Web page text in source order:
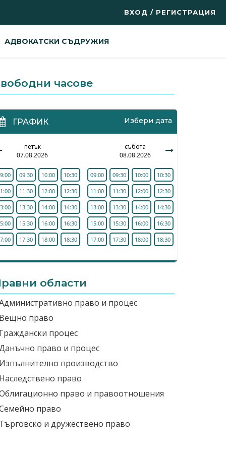
ВХОД / РЕГИСТРАЦИЯ
АДВОКАТСКИ СЪДРУЖИЯ
часове
ГРАФИК Избери дата
петък
07.08.2026
09:30 10:00 10:30
11:30 12:00 12:30
13:30 14:00 14:30
15:30 16:00 16:30
17:30 18:00 18:30
събота
08.08.2026
09:00 09:30 10:00 10:30
11:00 11:30 12:00 12:30
13:00 13:30 14:00 14:30
15:00 15:30 16:00 16:30
17:00 17:30 18:00 18:30
области
право и процес
право
процес
право и процес
производство
право
право и правоотношения
право
и дружествено право